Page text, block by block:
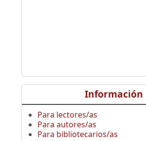
Información
Para lectores/as
Para autores/as
Para bibliotecarios/as